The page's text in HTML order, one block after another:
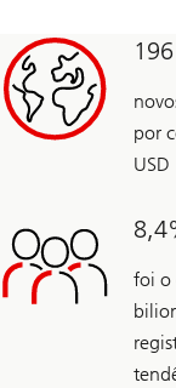
196
por
foi o